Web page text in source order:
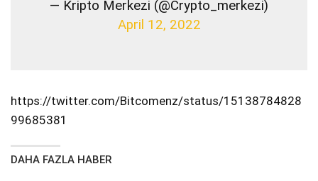
— Kripto Merkezi (@Crypto_merkezi)
April 12, 2022
https://twitter.com/Bitcomenz/status/15138784828
99685381
DAHA FAZLA HABER